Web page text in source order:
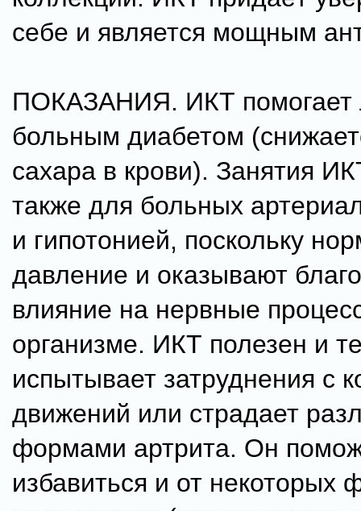
себе и является мощным
ПОКАЗАНИЯ. ИКТ помогает
больным диабетом
сахара в крови). Занятия
также для больных
и гипотонией, поскольку
давление и оказывают
влияние на нервные
организме. ИКТ полезен и
испытывает затруднения с
движений или страдает
формами артрита. Он
избавиться и от некоторых